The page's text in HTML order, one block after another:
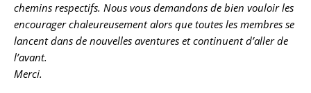
chemins respectifs. Nous vous demandons de bien vouloir les
encourager chaleureusement alors que toutes les membres se
lancent dans de nouvelles aventures et continuent d’aller de
l’avant.
Merci.